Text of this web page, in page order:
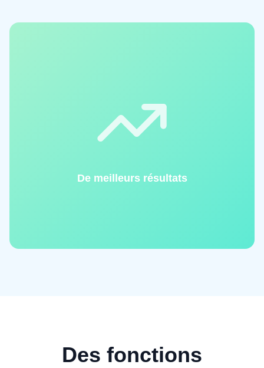
De meilleurs résultats
Des fonctions